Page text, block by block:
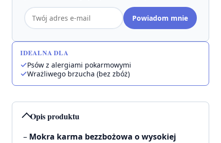
Opis produktu
– Mokra karma bezzbożowa o wysokiej
Adres
email
Powiadom mnie
IDEALNA DLA
Psów z alergiami pokarmowymi
Wrażliwego brzucha (bez zbóż)